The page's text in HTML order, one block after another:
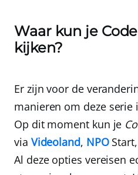
Waar kun je
kijken?
Er zijn voor de
manieren om deze
Op dit moment kun je
via Videoland, NPO
Al deze opties vereisen